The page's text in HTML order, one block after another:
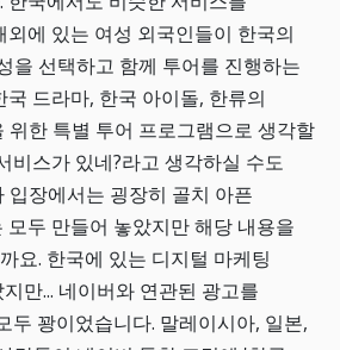
외에 있는 여성 외국인들이 한국의
을 선택하고 함께 투어를 진행하는
드라마, 한국 아이돌, 한류의
위한 특별 투어 프로그램으로 생각할
비스가 있네?라고 생각하실 수도
입장에서는 굉장히 골치 아픈
모두 만들어 놓았지만 해당 내용을
요. 한국에 있는 디지털 마케팅
만... 네이버와 연관된 광고를
두 꽝이었습니다. 말레이시아, 일본,